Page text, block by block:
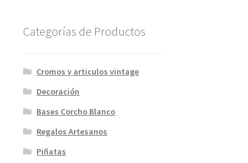
Categorías de Productos
Cromos y articulos vintage
Decoración
Bases Corcho Blanco
Regalos Artesanos
Piñatas